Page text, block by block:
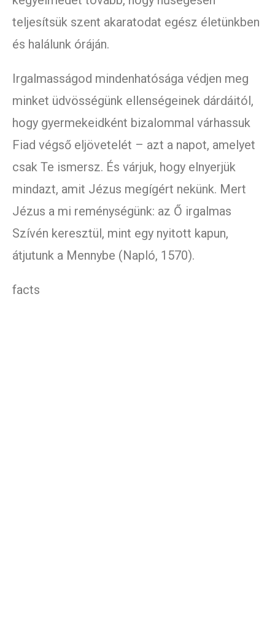
teljesítsük szent akaratodat egész életünkben
és halálunk óráján.
Irgalmasságod mindenhatósága védjen meg
minket üdvösségünk ellenségeinek dárdáitól,
hogy gyermekeidként bizalommal várhassuk
Fiad végső eljövetelét – azt a napot, amelyet
csak Te ismersz. És várjuk, hogy elnyerjük
mindazt, amit Jézus megígért nekünk. Mert
Jézus a mi reménységünk: az Ő irgalmas
Szívén keresztül, mint egy nyitott kapun,
átjutunk a Mennybe (Napló, 1570).
facts